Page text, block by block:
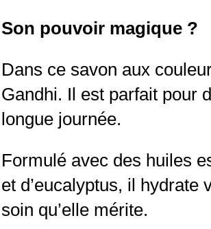
Son pouvoir magique ?
Dans ce savon aux
Gandhi. Il est parfait pour
longue journée.
Formulé avec des huiles
et d’eucalyptus, il hydrate
soin qu’elle mérite.